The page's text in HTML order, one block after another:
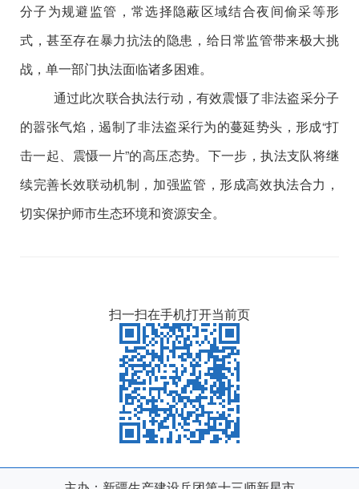
分子为规避监管， 常选择隐蔽区域结合夜间偷采等形
式，甚至存在暴力抗法的隐患 ，给日常监管带来极大挑
战 ， 单一部门执法面临诸多困难。
通过此次联合执法行动，有效震慑了非法盗采分子
的嚣张气焰，遏制了非法盗采行为的蔓延势头 ， 形成“打
击一起、震慑一片”的高压态势。下一步，执法支队将继
续完善长效联动机制，加强监管，形成高效执法合力 ，
切实保护师市生态环境和资源安全。
扫一扫在手机打开当前页